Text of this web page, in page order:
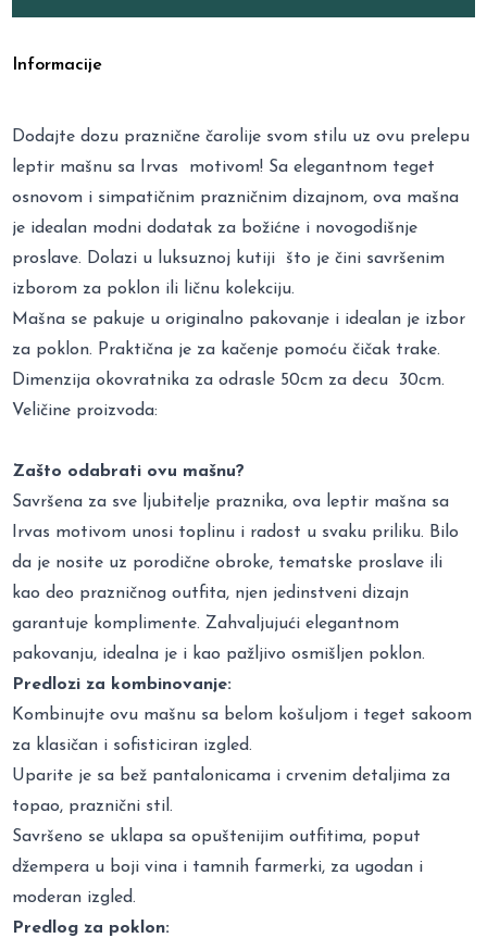
Informacije
Dodajte dozu praznične čarolije svom stilu uz ovu prelepu
leptir mašnu sa Irvas motivom! Sa elegantnom teget
osnovom i simpatičnim prazničnim dizajnom, ova mašna
je idealan modni dodatak za božićne i novogodišnje
proslave. Dolazi u luksuznoj kutiji što je čini savršenim
izborom za poklon ili ličnu kolekciju.
Mašna se pakuje u originalno pakovanje i idealan je izbor
za poklon. Praktična je za kačenje pomoću čičak trake.
Dimenzija okovratnika za odrasle 50cm za decu 30cm.
Veličine proizvoda:
Zašto odabrati ovu mašnu?
Savršena za sve ljubitelje praznika, ova leptir mašna sa
Irvas motivom unosi toplinu i radost u svaku priliku. Bilo
da je nosite uz porodične obroke, tematske proslave ili
kao deo prazničnog outfita, njen jedinstveni dizajn
garantuje komplimente. Zahvaljujući elegantnom
pakovanju, idealna je i kao pažljivo osmišljen poklon.
Predlozi za kombinovanje:
Kombinujte ovu mašnu sa belom košuljom i teget sakoom
za klasičan i sofisticiran izgled.
Uparite je sa bež pantalonicama i crvenim detaljima za
topao, praznični stil.
Savršeno se uklapa sa opuštenijim outfitima, poput
džempera u boji vina i tamnih farmerki, za ugodan i
moderan izgled.
Predlog za poklon: